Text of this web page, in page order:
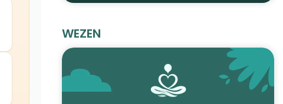
WEZEN